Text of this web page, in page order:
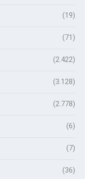
(19)
(71)
(2.422)
(3.128)
(2.778)
(6)
(7)
(36)